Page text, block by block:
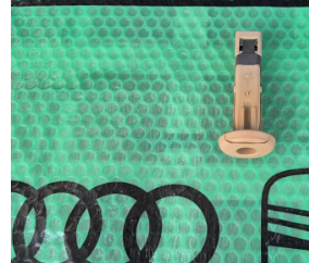
0,0
z
5
hvězdiček.